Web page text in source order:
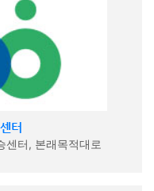
터
센터, 본래목적대로